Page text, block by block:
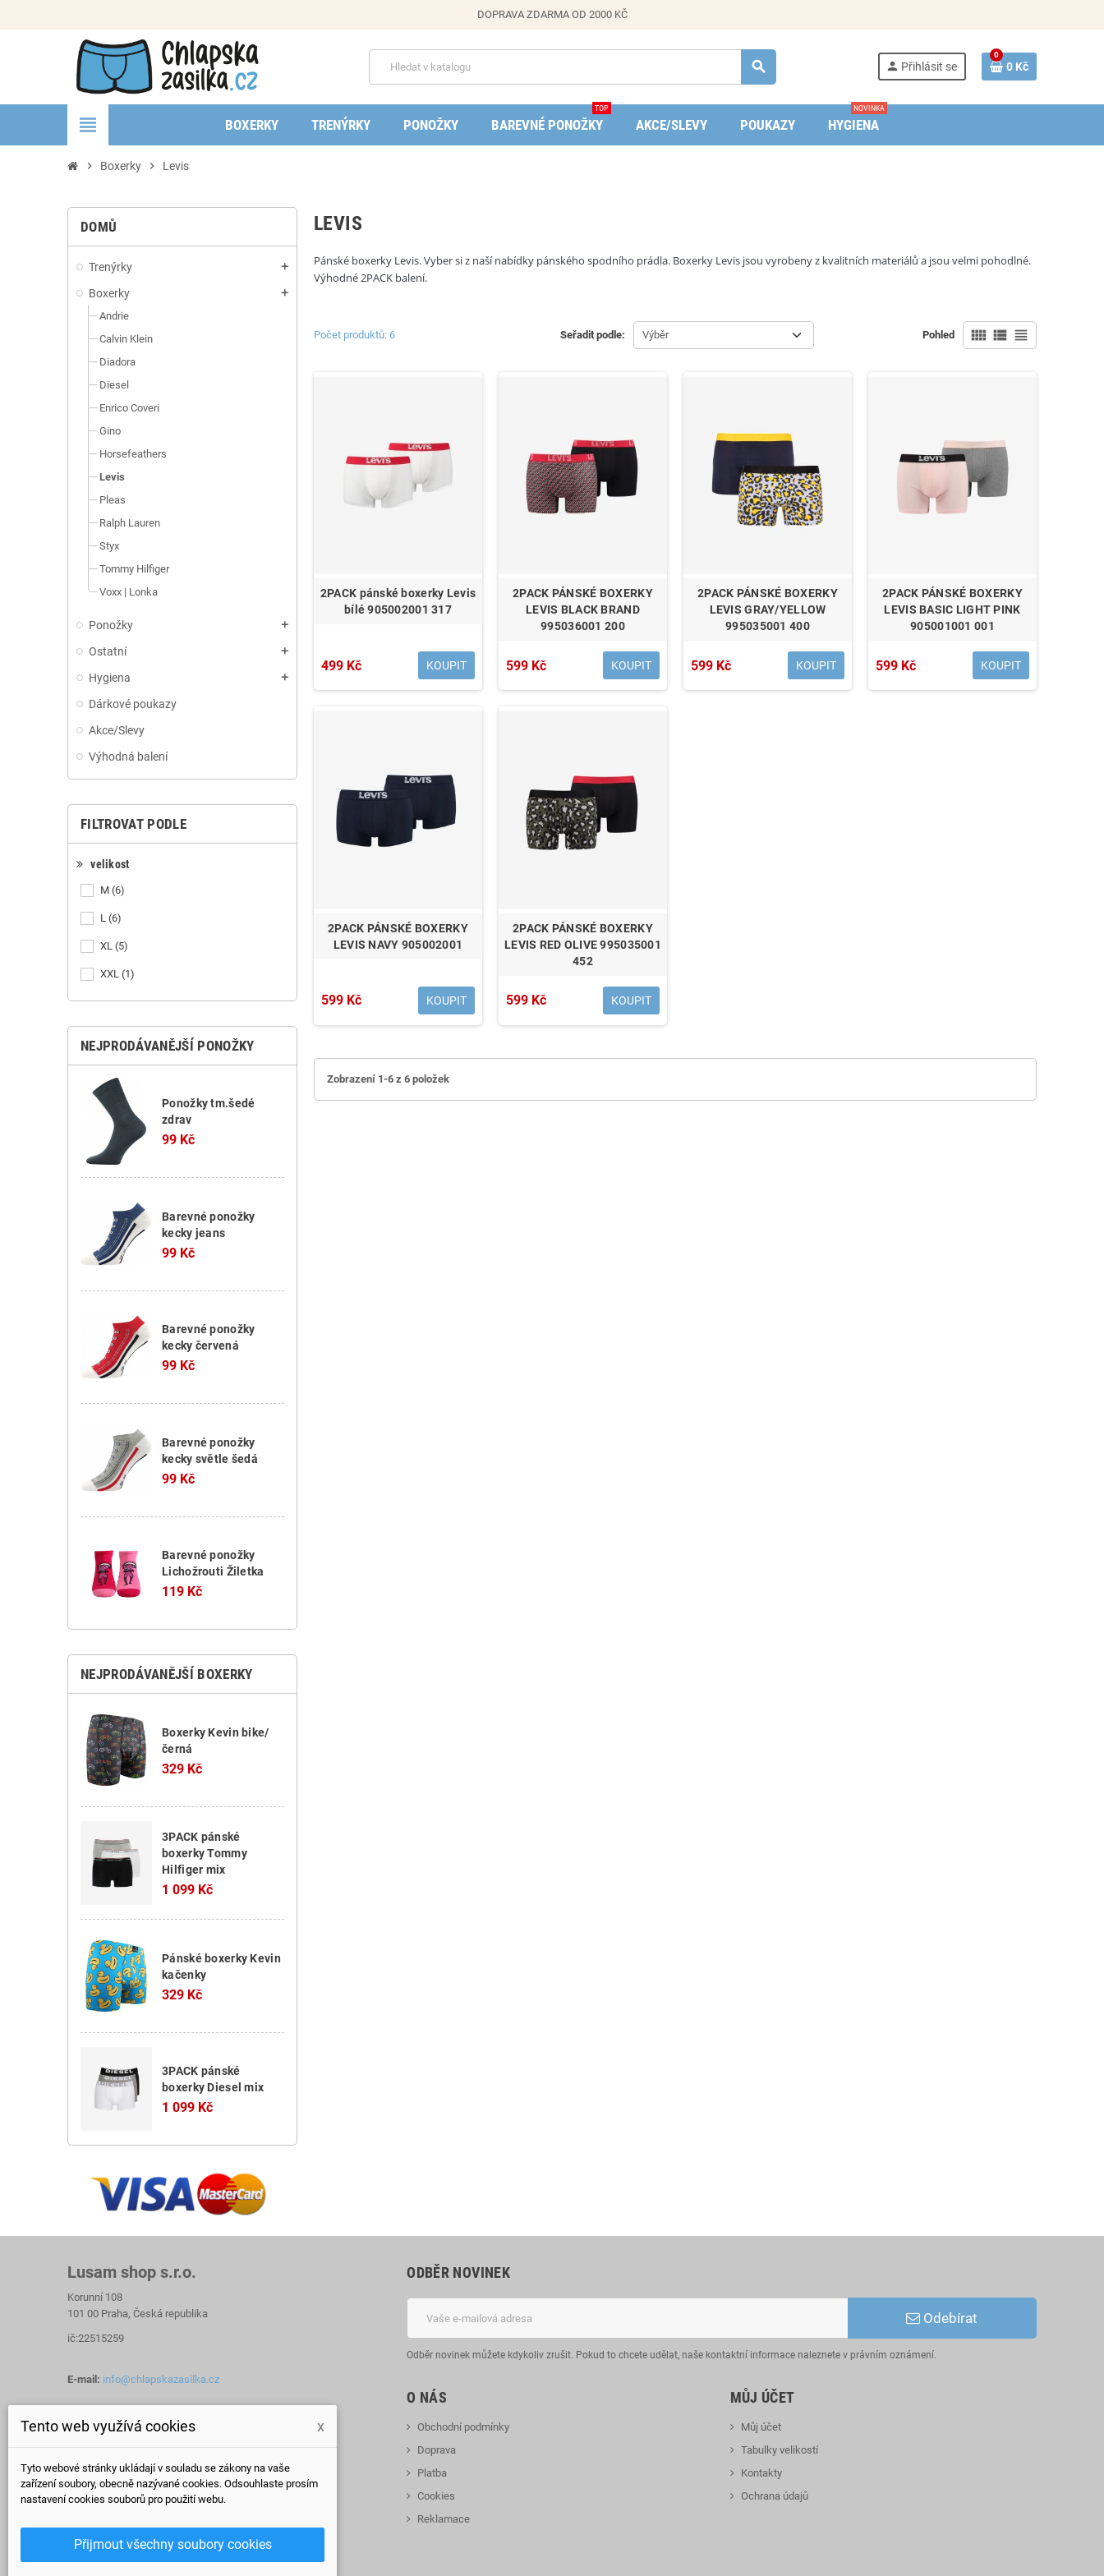
DOPRAVA ZDARMA OD 2000 KČ
search person Přihlásit se
0
0 Kč
view_headline BOXERKY TRENÝRKY PONOŽKY BAREVNÉ PONOŽKY
TOP
AKCE/SLEVY POUKAZY HYGIENA
NOVINKA
chevron_right Boxerky chevron_right Levis
DOMŮ
Trenýrky add
Boxerky add
Andrie
Calvin Klein
Diadora
Diesel
Enrico Coveri
Gino
Horsefeathers
Levis
Pleas
Ralph Lauren
Styx
Tommy Hilfiger
Voxx | Lonka
Ponožky add
Ostatní add
Hygiena add
Dárkové poukazy
Akce/Slevy
Výhodná balení
FILTROVAT PODLE
velikost
M (6)
L (6)
XL (5)
XXL (1)
NEJPRODÁVANĚJŠÍ PONOŽKY
Ponožky tm.šedé
zdrav
99 Kč
Barevné ponožky
kecky jeans
99 Kč
Barevné ponožky
kecky červená
99 Kč
Barevné ponožky
kecky světle šedá
99 Kč
Barevné ponožky
Lichožrouti Žiletka
119 Kč
NEJPRODÁVANĚJŠÍ BOXERKY
Boxerky Kevin bike/
černá
329 Kč
3PACK pánské
boxerky Tommy
Hilfiger mix
1 099 Kč
Pánské boxerky Kevin
kačenky
329 Kč
3PACK pánské
boxerky Diesel mix
1 099 Kč
LEVIS
Pánské boxerky Levis. Vyber si z naší nabídky pánského spodního prádla. Boxerky Levis jsou vyrobeny z kvalitních materiálů a jsou velmi pohodlné.
Výhodné 2PACK balení.
Seřadit podle: Výběr Pohled view_comfy view_list view_headline
Počet produktů: 6
2PACK pánské boxerky Levis
bílé 905002001 317
499 Kč KOUPIT
2PACK PÁNSKÉ BOXERKY
LEVIS BLACK BRAND
995036001 200
599 Kč KOUPIT
2PACK PÁNSKÉ BOXERKY
LEVIS GRAY/YELLOW
995035001 400
599 Kč KOUPIT
2PACK PÁNSKÉ BOXERKY
LEVIS BASIC LIGHT PINK
905001001 001
599 Kč KOUPIT
2PACK PÁNSKÉ BOXERKY
LEVIS NAVY 905002001
599 Kč KOUPIT
2PACK PÁNSKÉ BOXERKY
LEVIS RED OLIVE 995035001
452
599 Kč KOUPIT
Zobrazení 1-6 z 6 položek
Lusam shop s.r.o.
Korunní 108
101 00 Praha, Česká republika
ič:22515259
E-mail: info@chlapskazasilka.cz
ODBĚR NOVINEK
Odebírat
Odběr novinek můžete kdykoliv zrušit. Pokud to chcete udělat, naše kontaktní informace naleznete v právním oznámení.
O NÁS
Obchodní podmínky
Doprava
Platba
Cookies
Reklamace
MŮJ ÚČET
Můj účet
Tabulky velikostí
Kontakty
Ochrana údajů
Tento web využívá cookies x
Tyto webové stránky ukládají v souladu se zákony na vaše
zařízení soubory, obecně nazývané cookies. Odsouhlaste prosím
nastavení cookies souborů pro použití webu.
Přijmout všechny soubory cookies